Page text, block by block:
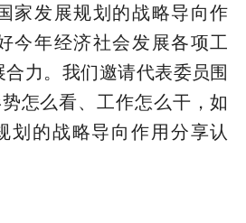
家发展规划的战略导向作
今年经济社会发展各项工
力。我们邀请代表委员围
怎么看、工作怎么干，如
划的战略导向作用分享认